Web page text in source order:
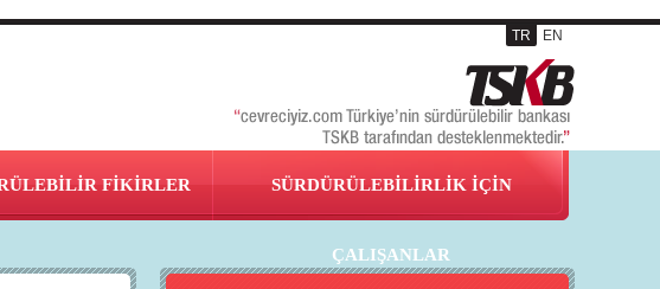
TR EN
FİKİRLER SÜRDÜRÜLEBİLİRLİK İÇİN
ÇALIŞANLAR